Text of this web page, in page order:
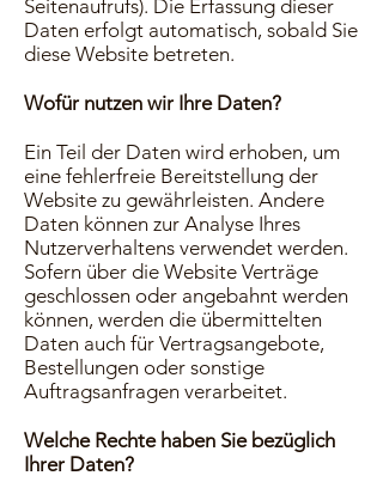
Seitenaufrufs). Die Erfassung dieser
Daten erfolgt automatisch, sobald Sie
diese Website betreten.
Wofür nutzen wir Ihre Daten?
Ein Teil der Daten wird erhoben, um
eine fehlerfreie Bereitstellung der
Website zu gewährleisten. Andere
Daten können zur Analyse Ihres
Nutzerverhaltens verwendet werden.
Sofern über die Website Verträge
geschlossen oder angebahnt werden
können, werden die übermittelten
Daten auch für Vertragsangebote,
Bestellungen oder sonstige
Auftragsanfragen verarbeitet.
Welche Rechte haben Sie bezüglich
Ihrer Daten?